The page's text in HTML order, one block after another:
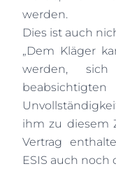
werden.
Dies ist auch
„Dem Kläger
werden,
ihm zu diesem
Vertrag
ESIS auch